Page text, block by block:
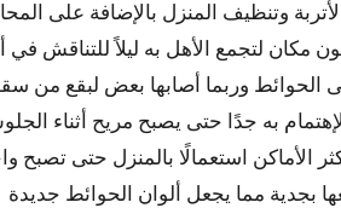
وتنظيف المنزل بالإضافة على
مكان لتجمع الأهل به ليلاً للتناقش في
الحوائط وربما أصابها بعض لبقع من
به جدًا حتى يصبح مريح أثناء
الأماكن استعمالًا بالمنزل حتى تصبح
بجدية مما يجعل ألوان الحوائط جديدة